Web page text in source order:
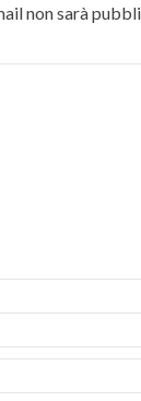
non sarà